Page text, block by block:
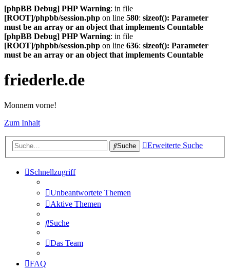
[phpBB Debug] PHP Warning: in file
[ROOT]/phpbb/session.php on line 580: sizeof(): Parameter
must be an array or an object that implements Countable
[phpBB Debug] PHP Warning: in file
[ROOT]/phpbb/session.php on line 636: sizeof(): Parameter
must be an array or an object that implements Countable
friederle.de
Monnem vorne!
Zum Inhalt
Suche Erweiterte Suche
Schnellzugriff
Unbeantwortete Themen
Aktive Themen
Suche
Das Team
FAQ